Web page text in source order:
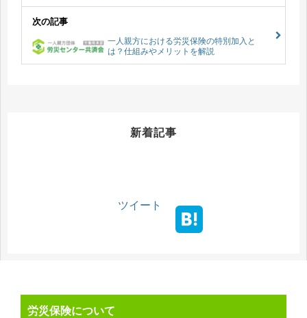
次の記事
一人親方における労災保険の特別加入と
は？仕組みやメリットを解説
新着記事
ツイート
労災保険について